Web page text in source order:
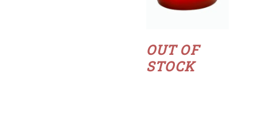
OUT OF
STOCK